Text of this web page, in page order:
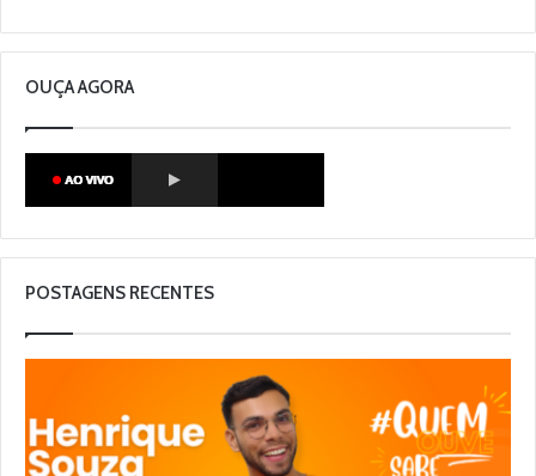
OUÇA AGORA
POSTAGENS RECENTES